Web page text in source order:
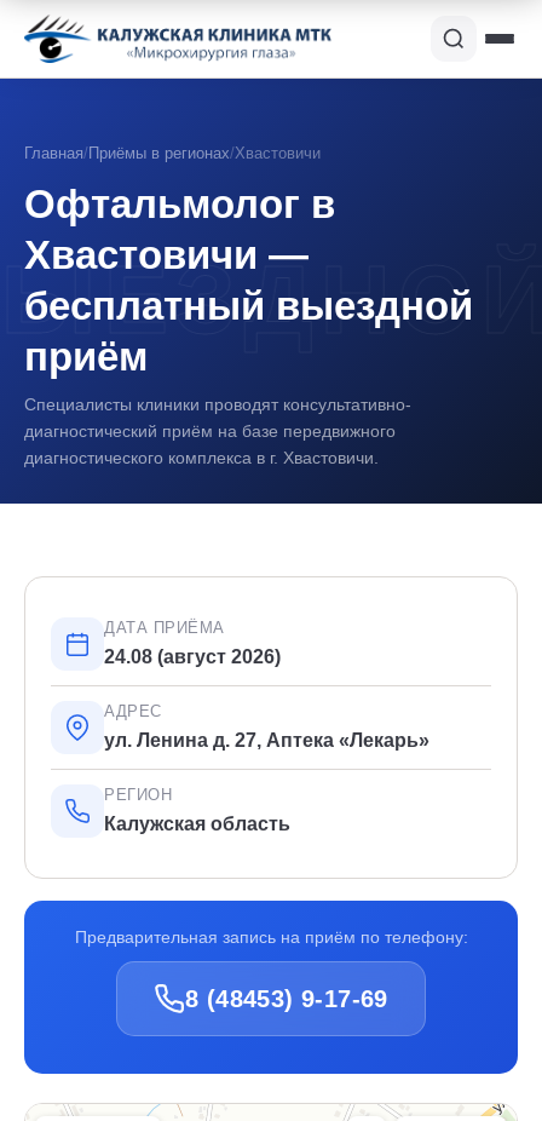
Главная/Приёмы в регионах/Хвастовичи
Офтальмолог в
Хвастовичи —
бесплатный выездной
приём
Специалисты клиники проводят консультативно-
диагностический приём на базе передвижного
диагностического комплекса в г. Хвастовичи.
ДАТА ПРИЁМА
24.08 (август 2026)
АДРЕС
ул. Ленина д. 27, Аптека «Лекарь»
РЕГИОН
Калужская область
Предварительная запись на приём по телефону:
8 (48453) 9-17-69